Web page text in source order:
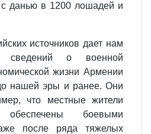
с данью в 1200 лошадей и
источников дает нам
сведений о военной
жизни Армении
нашей эры и ранее. Они
что местные жители
боевыми
после ряда тяжелых